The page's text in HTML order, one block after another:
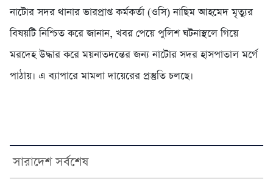
নাটোর সদর থানার ভারপ্রাপ্ত কর্মকর্তা (ওসি) নাছিম আহমেদ মৃত্যুর
বিষয়টি নিশ্চিত করে জানান, খবর পেয়ে পুলিশ ঘটনাস্থলে গিয়ে
মরদেহ উদ্ধার করে ময়নাতদন্তের জন্য নাটোর সদর হাসপাতাল মর্গে
পাঠায়। এ ব্যাপারে মামলা দায়েরের প্রস্তুতি চলছে।
সারাদেশ সর্বশেষ